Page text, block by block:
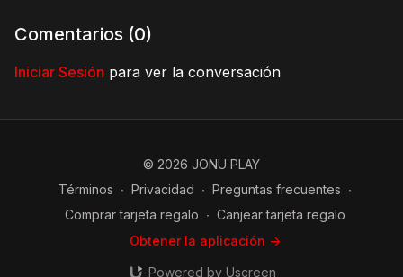
Comentarios (0)
Iniciar Sesión para ver la conversación
© 2026 JONU PLAY
Términos ∙ Privacidad ∙ Preguntas frecuentes ∙
Comprar tarjeta regalo ∙ Canjear tarjeta regalo
Obtener la aplicación ->
Powered by Uscreen